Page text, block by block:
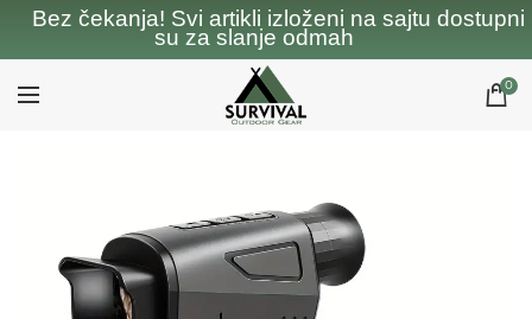
Bez čekanja! Svi artikli izloženi na sajtu dostupni
su za slanje odmah
0